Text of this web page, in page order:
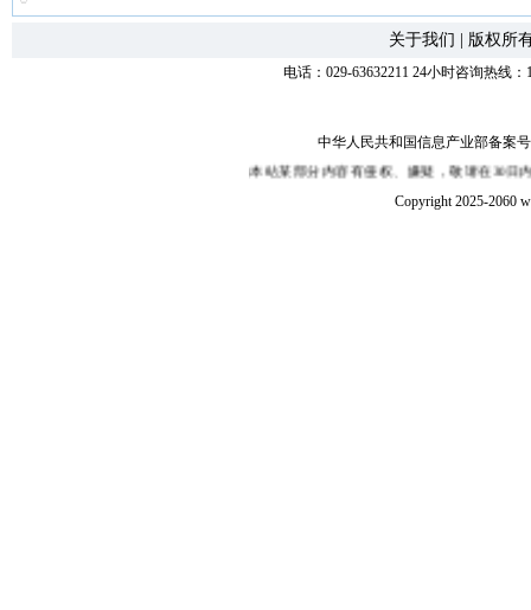
关于我们 版权所
电话：029-63632211 24小时咨询热线
中华人民共和国信息产业部备案
的真实性,如果您认为本站某部分内容有侵权、嫌疑，敬请在30日内来函或来
Copyright 2025-2060